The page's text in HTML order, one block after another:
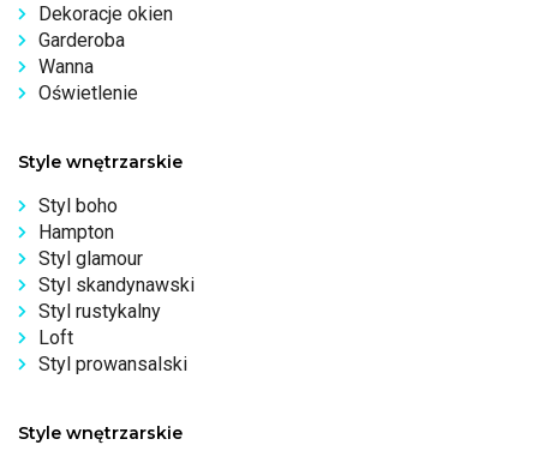
Dekoracje okien
Garderoba
Wanna
Oświetlenie
Style wnętrzarskie
Styl boho
Hampton
Styl glamour
Styl skandynawski
Styl rustykalny
Loft
Styl prowansalski
Style wnętrzarskie